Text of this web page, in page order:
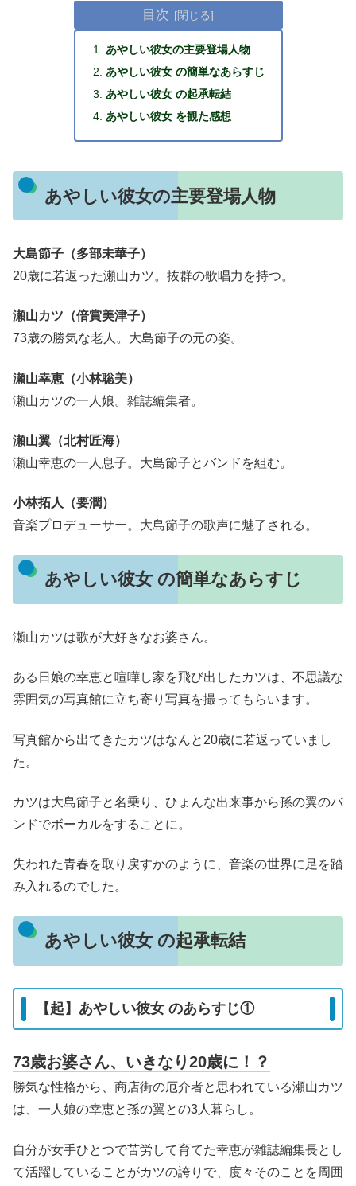
目次
あやしい彼女の主要登場人物
あやしい彼女 の簡単なあらすじ
あやしい彼女 の起承転結
あやしい彼女 を観た感想
あやしい彼女の主要登場人物
大島節子（多部未華子）
20歳に若返った瀬山カツ。抜群の歌唱力を持つ。
瀬山カツ（倍賞美津子）
73歳の勝気な老人。大島節子の元の姿。
瀬山幸恵（小林聡美）
瀬山カツの一人娘。雑誌編集者。
瀬山翼（北村匠海）
瀬山幸恵の一人息子。大島節子とバンドを組む。
小林拓人（要潤）
音楽プロデューサー。大島節子の歌声に魅了される。
あやしい彼女 の簡単なあらすじ
瀬山カツは歌が大好きなお婆さん。
ある日娘の幸恵と喧嘩し家を飛び出したカツは、不思議な
雰囲気の写真館に立ち寄り写真を撮ってもらいます。
写真館から出てきたカツはなんと20歳に若返っていまし
た。
カツは大島節子と名乗り、ひょんな出来事から孫の翼のバ
ンドでボーカルをすることに。
失われた青春を取り戻すかのように、音楽の世界に足を踏
み入れるのでした。
あやしい彼女 の起承転結
【起】あやしい彼女 のあらすじ①
73歳お婆さん、いきなり20歳に！？
勝気な性格から、商店街の厄介者と思われている瀬山カツ
は、一人娘の幸恵と孫の翼との3人暮らし。
自分が女手ひとつで苦労して育てた幸恵が雑誌編集長とし
て活躍していることがカツの誇りで、度々そのことを周囲